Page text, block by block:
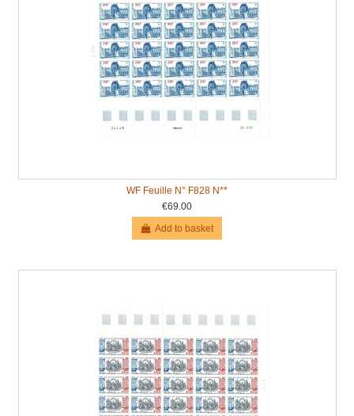
WF Feuille N° F828 N**
€69.00
Add to basket